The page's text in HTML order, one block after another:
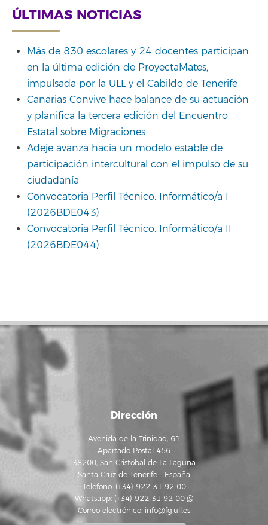
ÚLTIMAS NOTICIAS
Más de 830 escolares y 24 docentes participan
en la última edición de ProyectaMates,
impulsada por la ULL y el Cabildo de Tenerife
Canarias Convive hace balance de su actuación
y planifica la tercera edición del Encuentro
Estatal sobre Migraciones
Adeje avanza hacia un modelo estable de
participación intercultural con el impulso de su
ciudadanía
Convocatoria Perfil Técnico: Informático/a I
(2026BDE043)
Convocatoria Perfil Técnico: Informático/a II
(2026BDE044)
Dirección
Avenida de la Trinidad, 61
Apartado Postal 456
38200, San Cristóbal de La Laguna
Santa Cruz de Tenerife - España
Teléfono: (+34) 922 31 92 00
Whatsapp: (+34) 922 31 92 00
Correo electrónico: info@fg.ull.es